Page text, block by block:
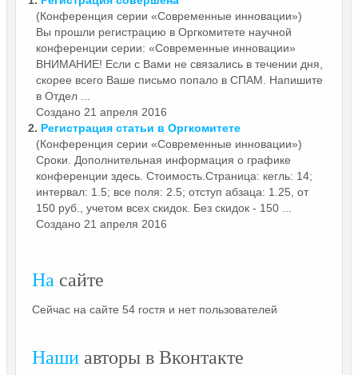
(Конференция серии «Современные инновации»)
Вы прошли регистрацию в Оргкомитете научной
конференции серии: «Современные инновации»
ВНИМАНИЕ! Если с Вами не связались в течении дня,
скорее всего Ваше письмо попало в СПАМ. Напишите
в Отдел ...
Создано 21 апреля 2016
2. Регистрация статьи в Оргкомитете
(Конференция серии «Современные инновации»)
Сроки. Дополнительная информация о графике
конференции здесь. Стоимость.Страница: кегль: 14;
интервал: 1.5; все поля: 2.5; отступ абзаца: 1.25, от
150 руб., учетом всех скидок. Без скидок - 150 ...
Создано 21 апреля 2016
На сайте
Сейчас на сайте 54 гостя и нет пользователей
Наши авторы в Вконтакте